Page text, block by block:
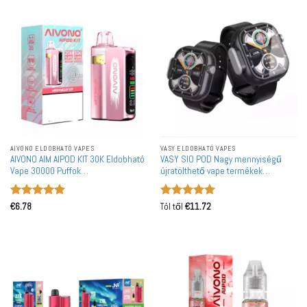
AIVONO ELDOBHATÓ VAPES
AIVONO AIM AIPOD KIT 30K Eldobható
Vape 30000 Puffok
Nagykereskedelmi Okos Kijelző
Értékelés:
€6.78
VASY ELDOBHATÓ VAPES
VASY SIO POD Nagy mennyiségű
újratölthető vape termékek
nagykereskedelme
Értékelés:5
Tól től €11.72